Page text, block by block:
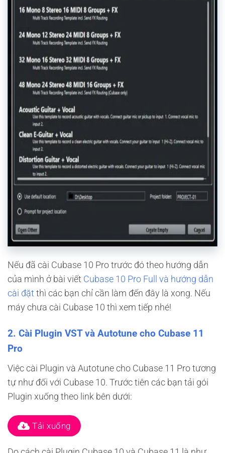
Nếu đã cài Cubase 10 Pro trước đó theo hướng dẫn
của mình ở bài viết Cubase 10 Pro Full và hướng dẫn
cài đặt thì các bạn chỉ cần làm đến đây là xong. Nếu
máy chưa cài Cubase 10 thì xem tiếp nhé!
2. Cài Plugin VST và Autotune cho Cubase 11
Pro
Việc cài Plugin và Autotune cho Cubase 11 Pro tương
tự như đối với Cubase 10. Trước tiên các bạn tải gói
Plugin xuống theo link bên dưới:
Tải xuống